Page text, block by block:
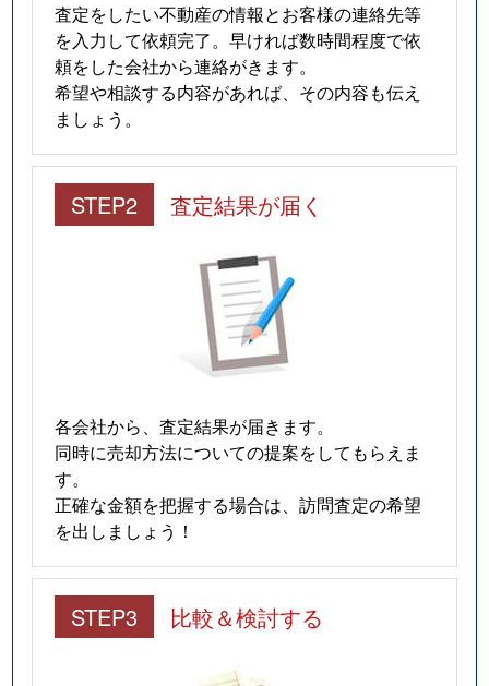
査定をしたい不動産の情報とお客様の連絡先等
を入力して依頼完了。早ければ数時間程度で依
頼をした会社から連絡がきます。
希望や相談する内容があれば、その内容も伝え
ましょう。
STEP2 査定結果が届く
各会社から、査定結果が届きます。
同時に売却方法についての提案をしてもらえま
す。
正確な金額を把握する場合は、訪問査定の希望
を出しましょう！
STEP3 比較＆検討する